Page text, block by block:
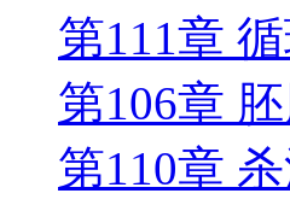
第111章
第106章
第110章